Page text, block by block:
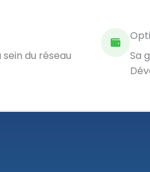
du réseau
Sa